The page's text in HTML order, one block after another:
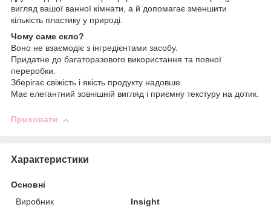
вигляд вашої ванної кімнати, а й допомагає зменшити
кількість пластику у природі.
Чому саме скло?
Воно не взаємодіє з інгредієнтами засобу.
Придатне до багаторазового використання та повної
переробки.
Зберігає свіжість і якість продукту надовше.
Має елегантний зовнішній вигляд і приємну текстуру на дотик.
Приховати
Характеристики
Основні
Виробник
Insight